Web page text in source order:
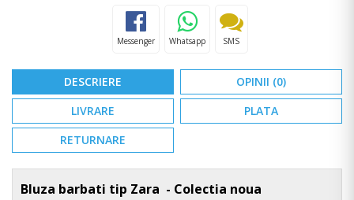
Messenger Whatsapp SMS
DESCRIERE
OPINII (0)
LIVRARE
PLATA
RETURNARE
Bluza barbati tip Zara - Colectia noua